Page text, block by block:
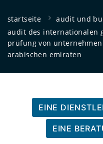
startseite
audit und
audit des internationalen
prüfung von
arabischen emiraten
EINE
EINE